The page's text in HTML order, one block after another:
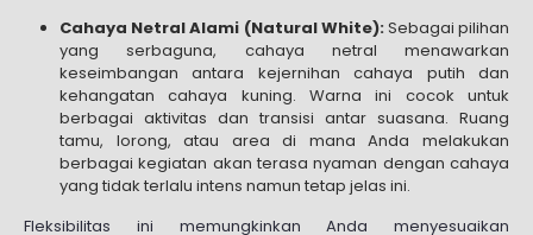
Cahaya Netral Alami (Natural White):Sebagai pilihan
yang serbaguna, cahaya netral menawarkan
keseimbangan antara kejernihan cahaya putih dan
kehangatan cahaya kuning. Warna ini cocok untuk
berbagai aktivitas dan transisi antar suasana. Ruang
tamu, lorong, atau area di mana Anda melakukan
berbagai kegiatan akan terasa nyaman dengan cahaya
yang tidak terlalu intens namun tetap jelas ini.
Fleksibilitas ini memungkinkan Anda menyesuaikan